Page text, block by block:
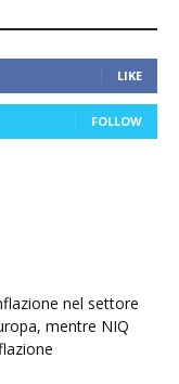
LIKE
FOLLOW
nel settore
mentre NIQ